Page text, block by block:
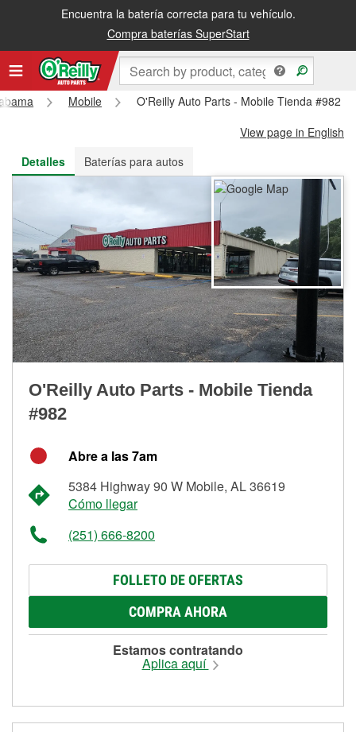
Encuentra la batería correcta para tu vehículo.
Compra baterías SuperStart
Recibe tu orden gratis al día siguiente o recógela en la tienda
Mobile
O'Reilly Auto Parts - Mobile Tienda #982
View page in English
Detalles
Baterías para autos
O'Reilly Auto Parts - Mobile Tienda
#982
Abre a las 7am
5384 Highway 90 W Mobile, AL 36619
Cómo llegar
(251) 666-8200
FOLLETO DE OFERTAS
COMPRA AHORA
Estamos contratando
Aplica aquí